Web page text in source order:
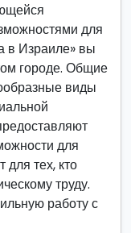
для
в Израиле» вы
городе. Общие
виды
для
для тех, кто
труду.
работу с